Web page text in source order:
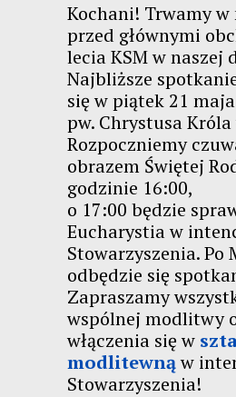
Kochani! Trwamy w
przed głównymi
lecia KSM w naszej
Najbliższe
się w piątek 21
pw. Chrystusa
Rozpoczniemy
obrazem Świętej
godzinie 16:00,
o 17:00 będzie
Eucharystia w
Stowarzyszenia. Po
odbędzie się
Zapraszamy
wspólnej modlitwy
włączenia się w
modlitewnąw
Stowarzyszenia!